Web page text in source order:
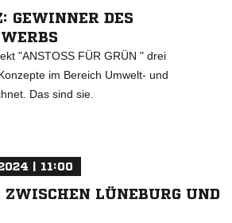
GEWINNER DES
"ANSTOSS FÜR GRÜN " drei
im Bereich Umwelt- und
Das sind sie.
| 11:00
ZWISCHEN LÜNEBURG UND